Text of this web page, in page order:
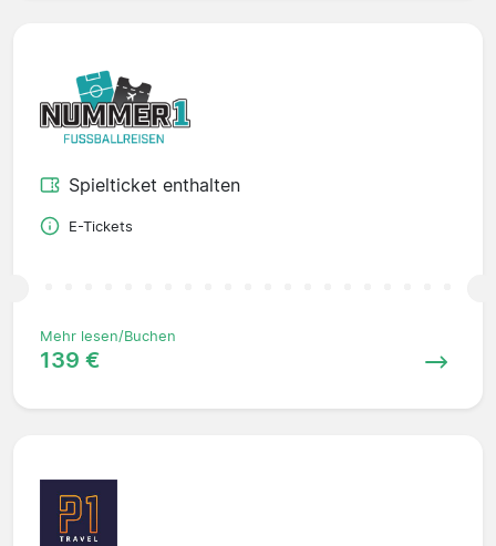
Spielticket enthalten
E-Tickets
Mehr lesen/Buchen
139 €